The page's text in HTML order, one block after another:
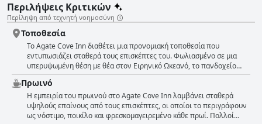
Περιλήψεις Κριτικών
Περίληψη από τεχνητή νοημοσύνη
Τοποθεσία
Το Agate Cove Inn διαθέτει μια προνομιακή τοποθεσία που
εντυπωσιάζει σταθερά τους επισκέπτες του. Φωλιασμένο σε μια
υπερυψωμένη θέση με θέα στον Ειρηνικό Ωκεανό, το πανδοχείο
προσφέρει εκπληκτική, απαράμιλλη θέα στην ακτογραμμή που
πολλοί περιγράφουν ως φαινομενική και γραφική. Η ηρεμία και η
γαλήνη του περιβάλλοντος, μόλις ένα μίλι βόρεια της πόλης
Μεντοσίνο, παρέχει έναν τέλειο συνδυασμού απομόνωσης και
ευκολίας. Οι επισκέπτες απολαμβάνουν εκπληκτική θέα στον
Πρωινό
Η εμπειρία του πρωινού στο Agate Cove Inn λαμβάνει σταθερά
υψηλούς επαίνους από τους επισκέπτες, οι οποίοι το περιγράφουν
ως νόστιμο, ποικίλο και φρεσκομαγειρεμένο κάθε πρωί. Πολλοί